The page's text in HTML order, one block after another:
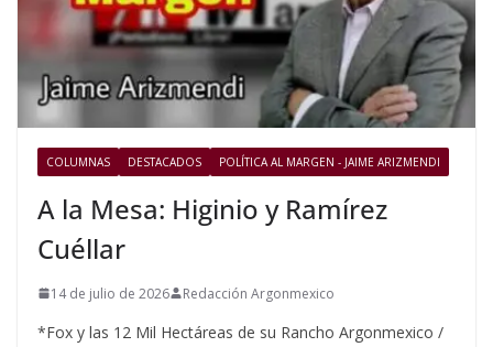
COLUMNAS DESTACADOS POLÍTICA AL MARGEN - JAIME ARIZMENDI
A la Mesa: Higinio y Ramírez
Cuéllar
14 de julio de 2026 Redacción Argonmexico
*Fox y las 12 Mil Hectáreas de su Rancho Argonmexico /